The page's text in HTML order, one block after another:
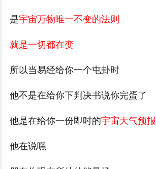
是宇宙万物唯一不变的法则
就是一切都在变
所以当易经给你一个屯卦时
他不是在给你下判决书说你完蛋了
他是在给你一份即时的宇宙天气预报
他在说嘿